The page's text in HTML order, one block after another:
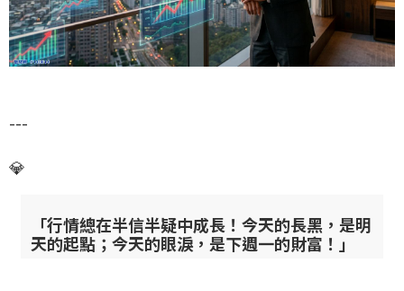
---
💎
「行情總在半信半疑中成長！今天的長黑，是明
天的起點；今天的眼淚，是下週一的財富！」